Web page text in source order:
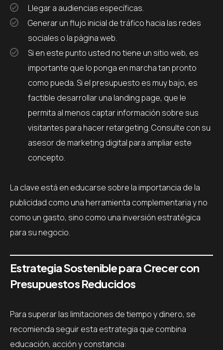
Llegar a audiencias específicas.
Generar un flujo inicial de tráfico hacia las redes
sociales o la página web.
Si en este punto usted no tiene un sitio web, es
importante que lo ponga en marcha tan pronto
como pueda. Si el presupuesto es muy bajo, es
factible desarrollar una landing page, que le
permita al menos captar información sobre sus
visitantes para hacer retargeting. Consulte con su
asesor de marketing digital para ampliar este
concepto.
La clave está en educarse sobre la importancia de la
publicidad como una herramienta complementaria y no
como un gasto, sino como una inversión estratégica
para su negocio.
Estrategia Sostenible para Crecer con
Presupuestos Reducidos
Para superar las limitaciones de tiempo y dinero, se
recomienda seguir esta estrategia que combina
educación, acción y constancia: